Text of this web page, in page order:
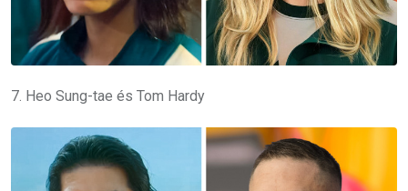
7. Heo Sung-tae és Tom Hardy